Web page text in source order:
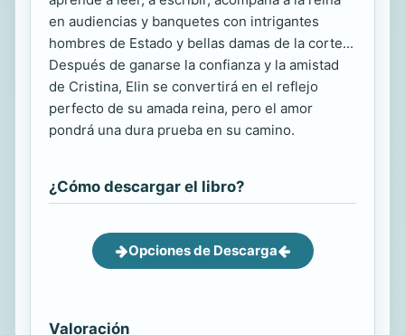
en audiencias y banquetes con intrigantes
hombres de Estado y bellas damas de la corte...
Después de ganarse la confianza y la amistad
de Cristina, Elin se convertirá en el reflejo
perfecto de su amada reina, pero el amor
pondrá una dura prueba en su camino.
¿Cómo descargar el libro?
Opciones de Descarga
Valoración